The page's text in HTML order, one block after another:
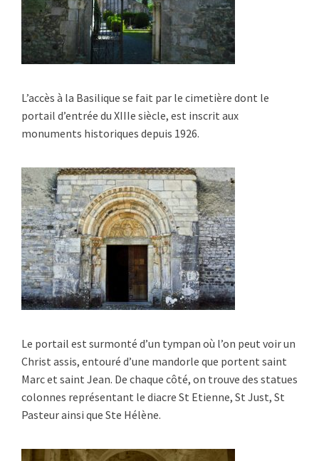
L’accès à la Basilique se fait par le cimetière dont le
portail d’entrée du XIIIe siècle, est inscrit aux
monuments historiques depuis 1926.
Le portail est surmonté d’un tympan où l’on peut voir un
Christ assis, entouré d’une mandorle que portent saint
Marc et saint Jean. De chaque côté, on trouve des statues
colonnes représentant le diacre St Etienne, St Just, St
Pasteur ainsi que Ste Hélène.